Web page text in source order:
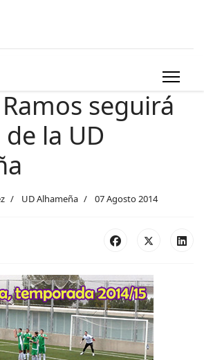
seguirá
la UD
UD Alhameña 07 Agosto 2014